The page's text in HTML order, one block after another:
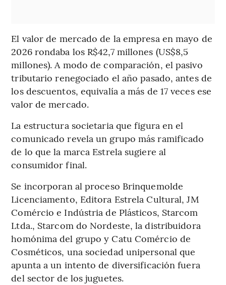
El valor de mercado de la empresa en mayo de
2026 rondaba los R$42,7 millones (US$8,5
millones). A modo de comparación, el pasivo
tributario renegociado el año pasado, antes de
los descuentos, equivalía a más de 17 veces ese
valor de mercado.
La estructura societaria que figura en el
comunicado revela un grupo más ramificado
de lo que la marca Estrela sugiere al
consumidor final.
Se incorporan al proceso Brinquemolde
Licenciamento, Editora Estrela Cultural, JM
Comércio e Indústria de Plásticos, Starcom
Ltda., Starcom do Nordeste, la distribuidora
homónima del grupo y Catu Comércio de
Cosméticos, una sociedad unipersonal que
apunta a un intento de diversificación fuera
del sector de los juguetes.